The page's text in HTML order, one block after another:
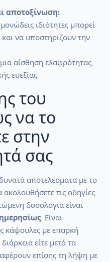
αποτοξίνωση:
ιδιότητες μπορεί
να υποστηρίζουν την
αίσθηση ελαφρότητας,
ευεξίας.
του
να το
στην
σας
αποτελέσματα με το
τις οδηγίες
δοσολογία είναι
. Είναι
κάψουλες με επαρκή
είτε μετά τα
επίσης τη λήψη με